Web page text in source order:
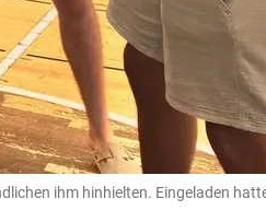
ihm hinhielten. Eingeladen